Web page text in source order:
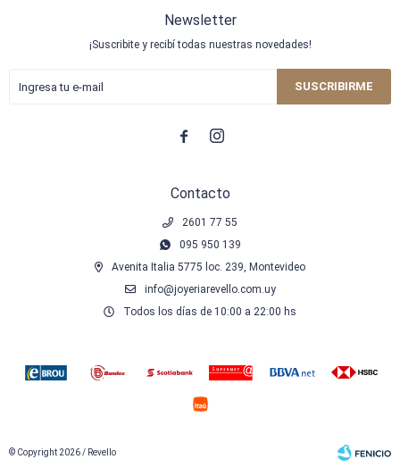
Contacto
2601 77 55
095 950 139
Avenita Italia 5775 loc. 239, Montevideo
info@joyeriarevello.com.uy
Todos los días de 10:00 a 22:00 hs
Newsletter
¡Suscribite y recibí todas nuestras novedades!
SUSCRIBIRME
 
© Copyright 2026 / Revello